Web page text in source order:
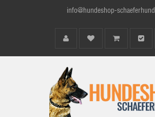
info@hundeshop-